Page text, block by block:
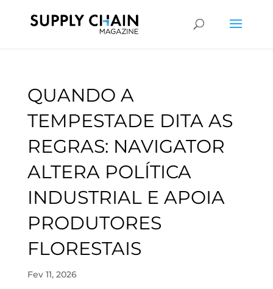
QUANDO A
TEMPESTADE DITA AS
REGRAS: NAVIGATOR
ALTERA POLÍTICA
INDUSTRIAL E APOIA
PRODUTORES
FLORESTAIS
Fev 11, 2026